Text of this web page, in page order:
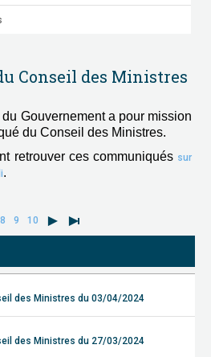
Conseil des Ministres
Gouvernement a pour mission
du Conseil des Ministres.
retrouver ces communiqués sur
.
8 9 10
des Ministres du 03/04/2024
des Ministres du 27/03/2024